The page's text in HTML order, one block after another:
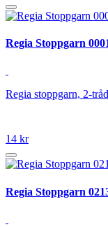
Regia Stoppgarn
Regia stoppgarn, 2-
14 kr
Regia Stoppgarn